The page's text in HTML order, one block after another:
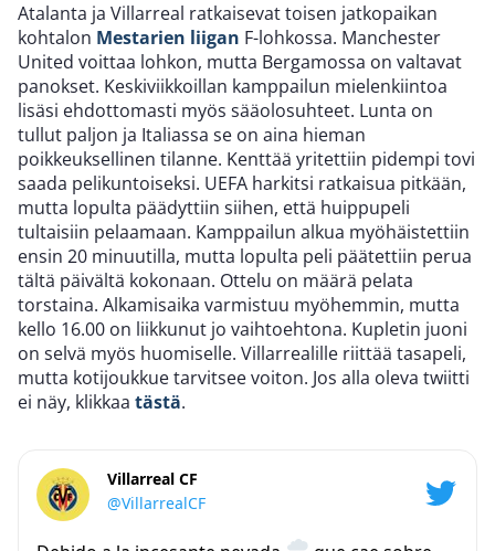
Atalanta ja Villarreal ratkaisevat toisen jatkopaikan
kohtalon Mestarien liigan F-lohkossa. Manchester
United voittaa lohkon, mutta Bergamossa on valtavat
panokset. Keskiviikkoillan kamppailun mielenkiintoa
lisäsi ehdottomasti myös sääolosuhteet. Lunta on
tullut paljon ja Italiassa se on aina hieman
poikkeuksellinen tilanne. Kenttää yritettiin pidempi tovi
saada pelikuntoiseksi. UEFA harkitsi ratkaisua pitkään,
mutta lopulta päädyttiin siihen, että huippupeli
tultaisiin pelaamaan. Kamppailun alkua myöhäistettiin
ensin 20 minuutilla, mutta lopulta peli päätettiin perua
tältä päivältä kokonaan. Ottelu on määrä pelata
torstaina. Alkamisaika varmistuu myöhemmin, mutta
kello 16.00 on liikkunut jo vaihtoehtona. Kupletin juoni
on selvä myös huomiselle. Villarrealille riittää tasapeli,
mutta kotijoukkue tarvitsee voiton. Jos alla oleva twiitti
ei näy, klikkaa tästä.
Villarreal CF
@VillarrealCF